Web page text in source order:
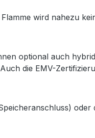
wird nahezu
optional auch
die EMV-